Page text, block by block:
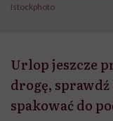
Istockphoto
Urlop jeszcze
drogę,
spakować do